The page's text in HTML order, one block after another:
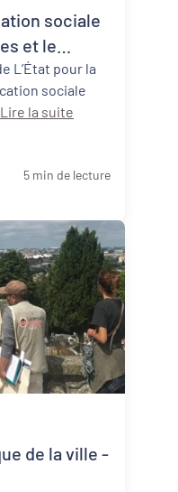
bourgs et
pour l’emploi
sociale
et le
par l'Etat
L’État pour la
sociale
Lire la suite
5 min de lecture
de la ville -